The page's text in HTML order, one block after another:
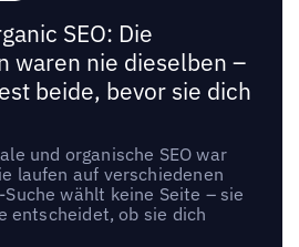
SEO: Die
waren nie dieselben –
beide, bevor sie dich
und organische SEO war
laufen auf verschiedenen
wählt keine Seite – sie
entscheidet, ob sie dich